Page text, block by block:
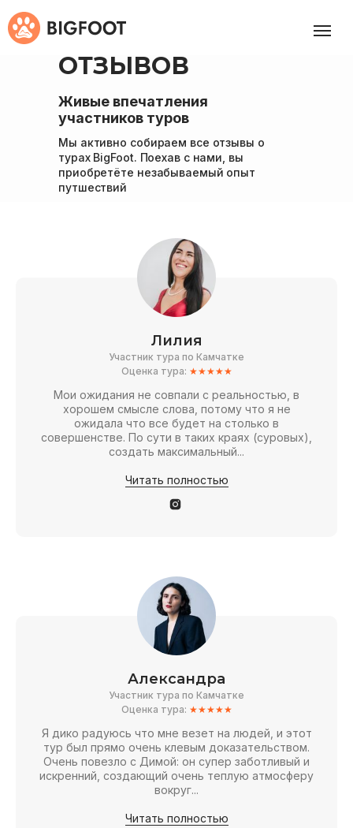
Мы активно собираем все отзывы о
турах BigFoot. Поехав с нами, вы
приобретёте незабываемый опыт
путшествий
ЕЩЁ БОЛЬШЕ
ОТЗЫВОВ
Живые впечатления
участников туров
Лилия
Участник тура по Камчатке
Оценка тура: ★★★★★
Мои ожидания не совпали с реальностью, в
хорошем смысле слова, потому что я не
ожидала что все будет на столько в
совершенстве. По сути в таких краях (суровых),
создать максимальный...
Читать полностью
Александра
Участник тура по Камчатке
Оценка тура: ★★★★★
Я дико радуюсь что мне везет на людей, и этот
тур был прямо очень клевым доказательством.
Очень повезло с Димой: он супер заботливый и
искренний, создающий очень теплую атмосферу
вокруг...
Читать полностью